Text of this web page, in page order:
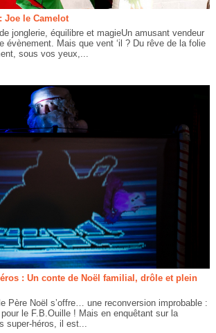
Joe le Camelot
jonglerie, équilibre et magieUn amusant vendeur
évènement. Mais que vent ‘il ? Du rêve de la folie
sous vos yeux,...
: Un conte de Noël familial, drôle et plein
Père Noël s’offre… une reconversion improbable :
le F.B.Ouille ! Mais en enquêtant sur la
super-héros, il est...